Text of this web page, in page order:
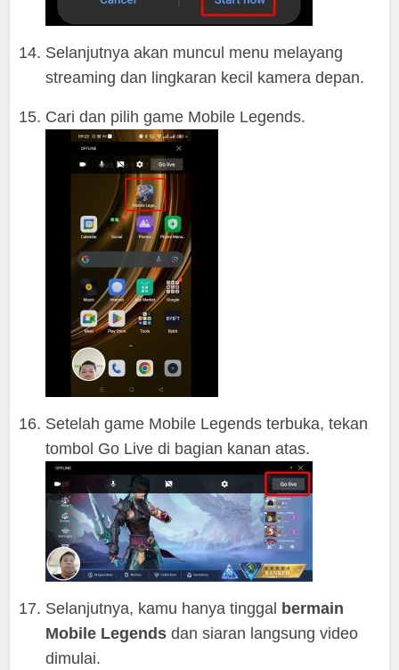
Selanjutnya akan muncul menu melayang
streaming dan lingkaran kecil kamera depan.
Cari dan pilih game Mobile Legends.
Setelah game Mobile Legends terbuka, tekan
tombol Go Live di bagian kanan atas.
Selanjutnya, kamu hanya tinggal bermain
Mobile Legends dan siaran langsung video
dimulai.